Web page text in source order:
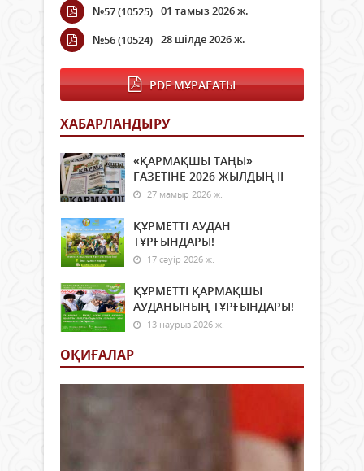
№57 (10525) 01 тамыз 2026 ж.
№56 (10524) 28 шілде 2026 ж.
PDF МҰРАҒАТЫ
ХАБАРЛАНДЫРУ
«ҚАРМАҚШЫ ТАҢЫ»
ГАЗЕТІНЕ 2026 ЖЫЛДЫҢ ІI
27 мамыр 2026 ж.
ҚҰРМЕТТІ АУДАН
ТҰРҒЫНДАРЫ!
17 сәуір 2026 ж.
ҚҰРМЕТТІ ҚАРМАҚШЫ
АУДАНЫНЫҢ ТҰРҒЫНДАРЫ!
13 наурыз 2026 ж.
ОҚИҒАЛАР